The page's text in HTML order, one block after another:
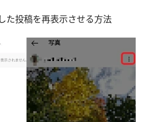
た投稿を再表示させる方法